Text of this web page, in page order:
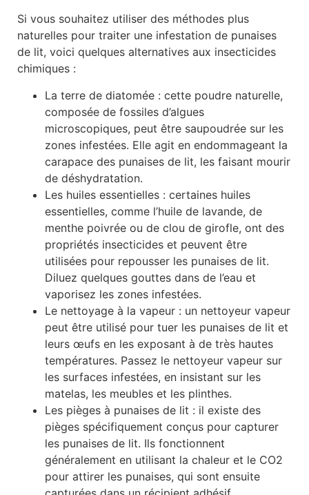
Si vous souhaitez utiliser des méthodes plus
naturelles pour traiter une infestation de punaises
de lit, voici quelques alternatives aux insecticides
chimiques :
La terre de diatomée : cette poudre naturelle,
composée de fossiles d’algues
microscopiques, peut être saupoudrée sur les
zones infestées. Elle agit en endommageant la
carapace des punaises de lit, les faisant mourir
de déshydratation.
Les huiles essentielles : certaines huiles
essentielles, comme l’huile de lavande, de
menthe poivrée ou de clou de girofle, ont des
propriétés insecticides et peuvent être
utilisées pour repousser les punaises de lit.
Diluez quelques gouttes dans de l’eau et
vaporisez les zones infestées.
Le nettoyage à la vapeur : un nettoyeur vapeur
peut être utilisé pour tuer les punaises de lit et
leurs œufs en les exposant à de très hautes
températures. Passez le nettoyeur vapeur sur
les surfaces infestées, en insistant sur les
matelas, les meubles et les plinthes.
Les pièges à punaises de lit : il existe des
pièges spécifiquement conçus pour capturer
les punaises de lit. Ils fonctionnent
généralement en utilisant la chaleur et le CO2
pour attirer les punaises, qui sont ensuite